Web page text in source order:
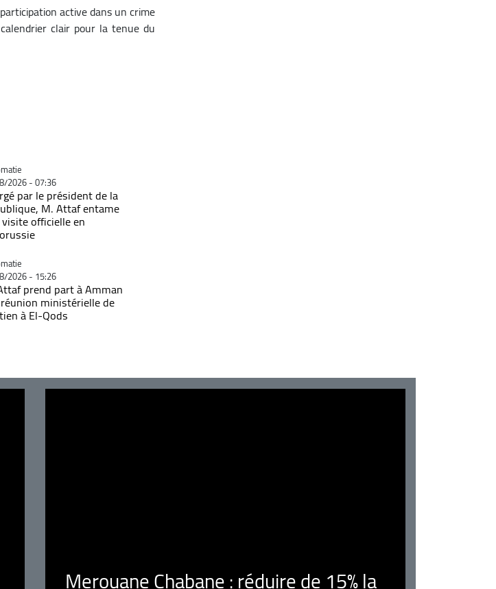
active dans un crime
clair pour la tenue du
2026 - 07:36
par le président de la
M. Attaf entame
officielle en
2026 - 15:26
prend part à Amman
ministérielle de
à El-Qods
Merouane Chabane : réduire de 15% la